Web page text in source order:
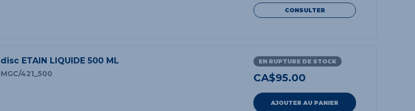
CONSULTER
disc ETAIN LIQUIDE 500 ML
MGC/421_500
EN RUPTURE DE STOCK
CA$95.00
AJOUTER AU PANIER